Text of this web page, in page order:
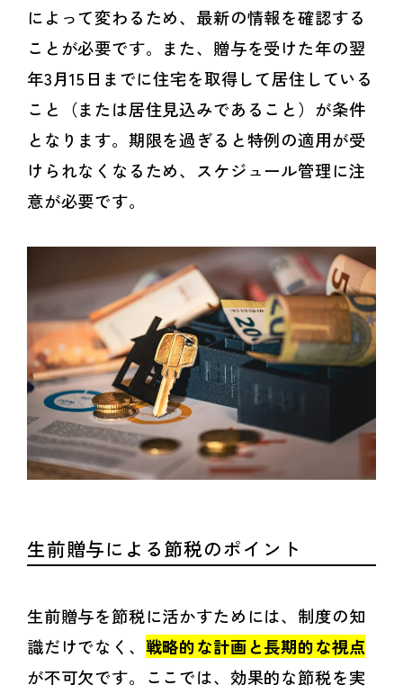
によって変わるため、最新の情報を確認する
ことが必要です。また、贈与を受けた年の翌
年3月15日までに住宅を取得して居住している
こと（または居住見込みであること）が条件
となります。期限を過ぎると特例の適用が受
けられなくなるため、スケジュール管理に注
意が必要です。
生前贈与による節税のポイント
生前贈与を節税に活かすためには、制度の知
識だけでなく、 戦略的な計画と長期的な視点
が不可欠です。ここでは、効果的な節税を実